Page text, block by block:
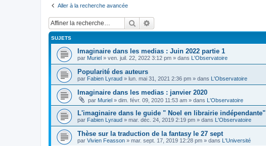
Aller à la recherche avancée
Rechercher
SUJETS
Imaginaire dans les medias : Juin 2022 partie 1
par Muriel » ven. juil. 22, 2022 3:12 pm » dans L'Observatoire
Popularité des auteurs
par Fabien Lyraud » lun. mai 31, 2021 2:36 pm » dans L'Observatoire
Imaginaire dans les medias : janvier 2020
par Muriel » dim. févr. 09, 2020 11:53 am » dans L'Observatoire
L'imaginaire dans le guide " Noel en librairie indépendante"
par Fabien Lyraud » mar. déc. 24, 2019 2:19 pm » dans L'Observatoire
Thèse sur la traduction de la fantasy le 27 sept
par Vivien Feasson » mar. sept. 17, 2019 12:28 pm » dans L'Université